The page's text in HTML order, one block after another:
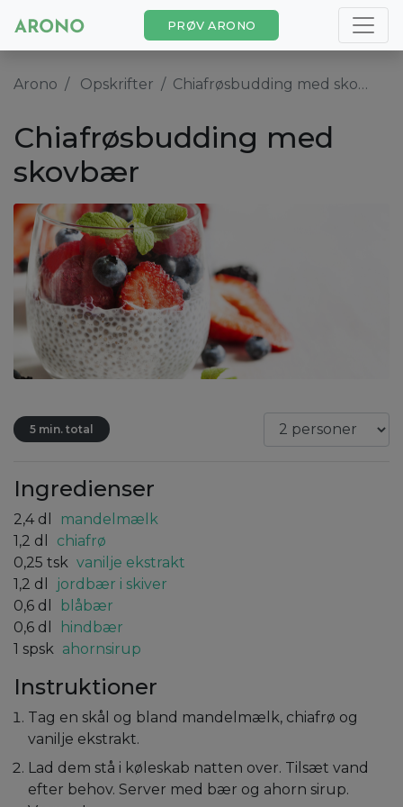
PRØV ARONO
Arono Opskrifter Chiafrøsbudding med skovbær
Chiafrøsbudding med
skovbær
5 min. total
Ingredienser
2,4 dl
mandelmælk
1,2 dl
chiafrø
0,25 tsk vanilje ekstrakt
1,2 dl
jordbær i skiver
0,6 dl
blåbær
0,6 dl
hindbær
1 spsk ahornsirup
Instruktioner
Tag en skål og bland mandelmælk, chiafrø og
vanilje ekstrakt.
Lad dem stå i køleskab natten over. Tilsæt vand
efter behov. Server med bær og ahorn sirup.